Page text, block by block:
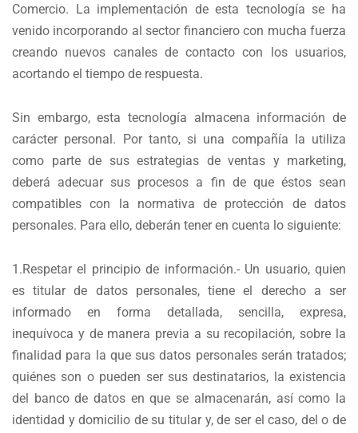
Comercio. La implementación de esta tecnología se ha
venido incorporando al sector financiero con mucha fuerza
creando nuevos canales de contacto con los usuarios,
acortando el tiempo de respuesta.
Sin embargo, esta tecnología almacena información de
carácter personal. Por tanto, si una compañía la utiliza
como parte de sus estrategias de ventas y marketing,
deberá adecuar sus procesos a fin de que éstos sean
compatibles con la normativa de protección de datos
personales. Para ello, deberán tener en cuenta lo siguiente:
1.Respetar el principio de información.- Un usuario, quien
es titular de datos personales, tiene el derecho a ser
informado en forma detallada, sencilla, expresa,
inequívoca y de manera previa a su recopilación, sobre la
finalidad para la que sus datos personales serán tratados;
quiénes son o pueden ser sus destinatarios, la existencia
del banco de datos en que se almacenarán, así como la
identidad y domicilio de su titular y, de ser el caso, del o de